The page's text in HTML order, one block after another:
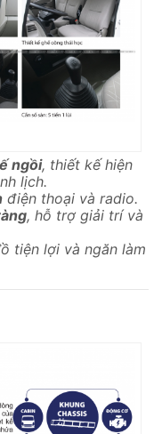
ngồi, thiết kế hiện
lịch.
điện thoại và radio.
, hỗ trợ giải trí và
tiện lợi và ngăn làm